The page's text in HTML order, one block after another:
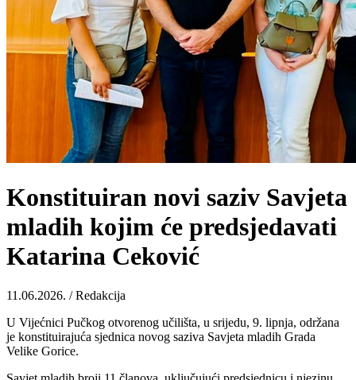
Konstituiran novi saziv Savjeta
mladih kojim će predsjedavati
Katarina Ceković
11.06.2026. / Redakcija
U Vijećnici Pučkog otvorenog učilišta, u srijedu, 9. lipnja, održana
je konstituirajuća sjednica novog saziva Savjeta mladih Grada
Velike Gorice.